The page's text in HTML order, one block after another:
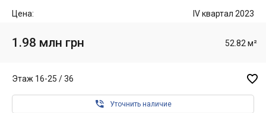
Цена: IV квартал 2023
1.98 млн грн 52.82 м²
Этаж 16-25 / 36 
 Уточнить наличие